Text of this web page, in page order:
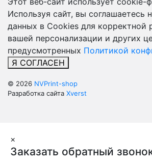
Используя сайт, вы соглашаетесь
данных в Cookies для корректной
вашей персонализации и других
предусмотренных Политикой
Я СОГЛАСЕН
© 2026 NVPrint-shop
Разработка сайта Xverst
×
Заказать обратный